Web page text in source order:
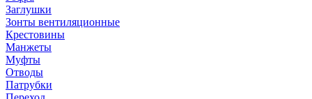
Заглушки
Зонты вентиляционные
Крестовины
Манжеты
Муфты
Отводы
Патрубки